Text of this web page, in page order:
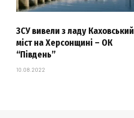
ЗСУ вивели з ладу Каховський
міст на Херсонщині – ОК
“Південь”
10.08.2022